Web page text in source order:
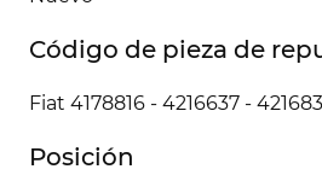
Código de pieza de
Fiat 4178816 - 4216637 -
Posición